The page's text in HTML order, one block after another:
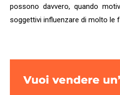
possono davvero, quando
soggettivi influenzare di molto le